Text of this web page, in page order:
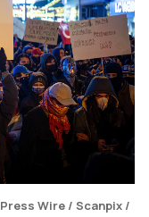
Wire / Scanpix /